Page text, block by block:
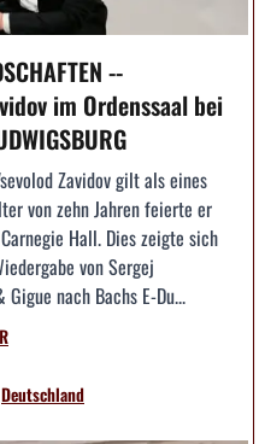
--
im Ordenssaal bei
Zavidov gilt als eines
von zehn Jahren feierte er
Hall. Dies zeigte sich
von Sergej
nach Bachs E-Du...
Deutschland